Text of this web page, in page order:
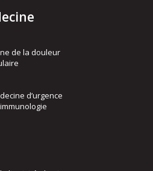
de la douleur
d’urgence